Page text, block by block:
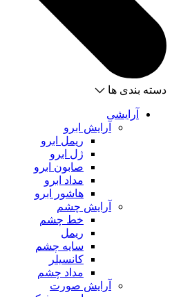
دسته بندی ها
آرایشی
آرایش ابرو
ریمل ابرو
ژل ابرو
صابون ابرو
مداد ابرو
هاشور ابرو
آرایش چشم
خط چشم
ریمل
سایه چشم
کانسیلر
مداد چشم
آرایش صورت